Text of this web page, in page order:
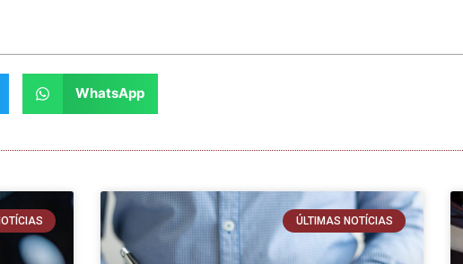
WhatsApp
ÚLTIMAS NOTÍCIAS